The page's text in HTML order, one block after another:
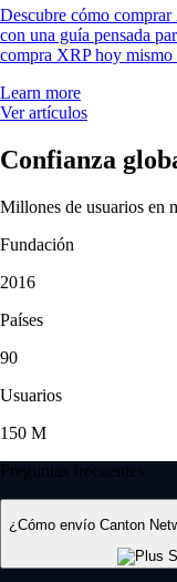
Descubre cómo
con una guía pensada
compra XRP hoy
Learn more
Ver artículos
Confianza
Millones de usuarios en
Fundación
2016
Países
90
Usuarios
150 M
Preguntas frecuentes
¿Cómo envío Canton